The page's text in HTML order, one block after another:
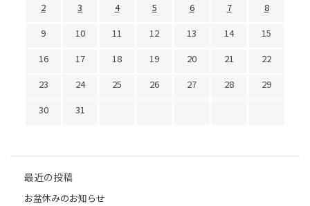
2
3 4 5 6 7
8
9
10 11 12 13 14
15
16
17 18 19 20 21
22
23
24 25 26 27 28
29
30
31
最近の投稿
お盆休みのお知らせ